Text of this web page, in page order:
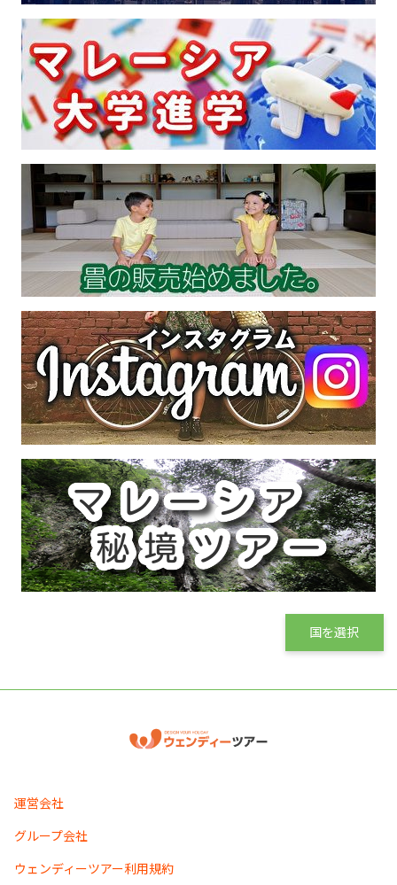
国を選択
運営会社
グループ会社
ウェンディーツアー利用規約